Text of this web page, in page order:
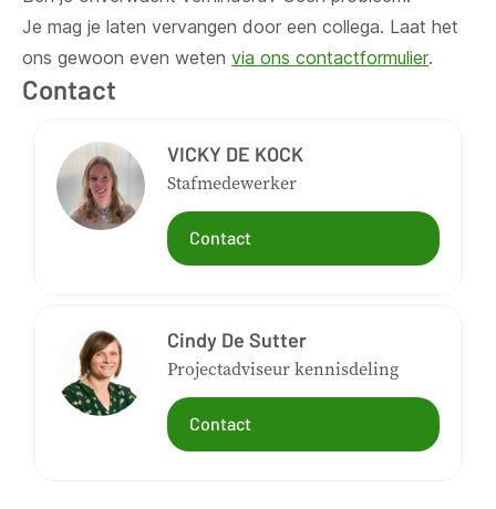
Je mag je laten vervangen door een collega. Laat het
ons gewoon even weten via ons contactformulier.
Contact
VICKY DE KOCK
Stafmedewerker
Contact
Cindy De Sutter
Projectadviseur kennisdeling
Contact